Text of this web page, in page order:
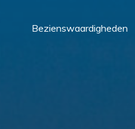
Bezienswaardigheden